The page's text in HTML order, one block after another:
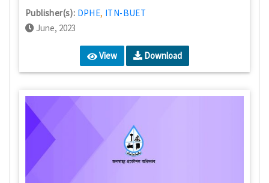
Publisher(s): DPHE, ITN-BUET
June, 2023
View Download